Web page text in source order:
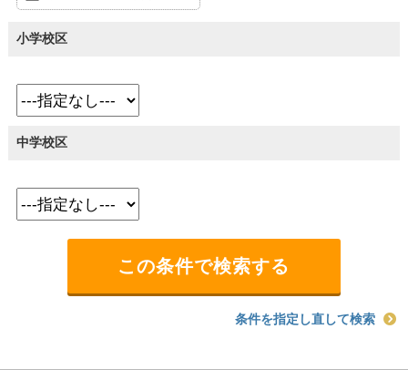
小学校区
中学校区
条件を指定し直して検索